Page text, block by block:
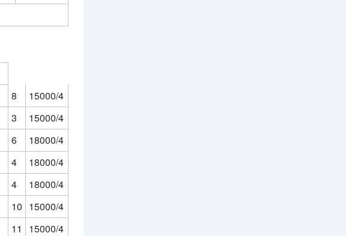
8
15000/4
3
15000/4
6
18000/4
4
18000/4
4
18000/4
10 15000/4
11
15000/4